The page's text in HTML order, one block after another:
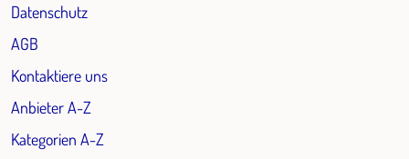
Datenschutz
AGB
Kontaktiere uns
Anbieter A-Z
Kategorien A-Z